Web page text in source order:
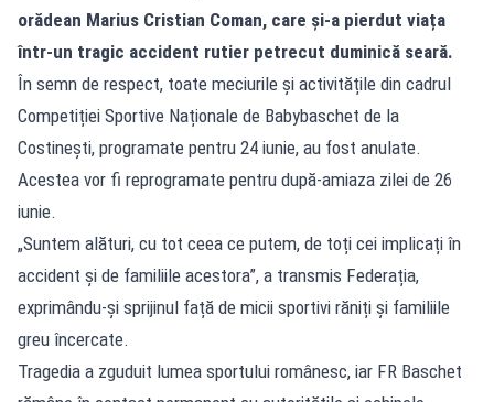
orădean Marius Cristian Coman, care și-a pierdut viața
într-un tragic accident rutier petrecut duminică seară.
În semn de respect, toate meciurile și activitățile din cadrul
Competiției Sportive Naționale de Babybaschet de la
Costinești, programate pentru 24 iunie, au fost anulate.
Acestea vor fi reprogramate pentru după-amiaza zilei de 26
iunie.
„Suntem alături, cu tot ceea ce putem, de toți cei implicați în
accident și de familiile acestora”, a transmis Federația,
exprimându-și sprijinul față de micii sportivi răniți și familiile
greu încercate.
Tragedia a zguduit lumea sportului românesc, iar FR Baschet